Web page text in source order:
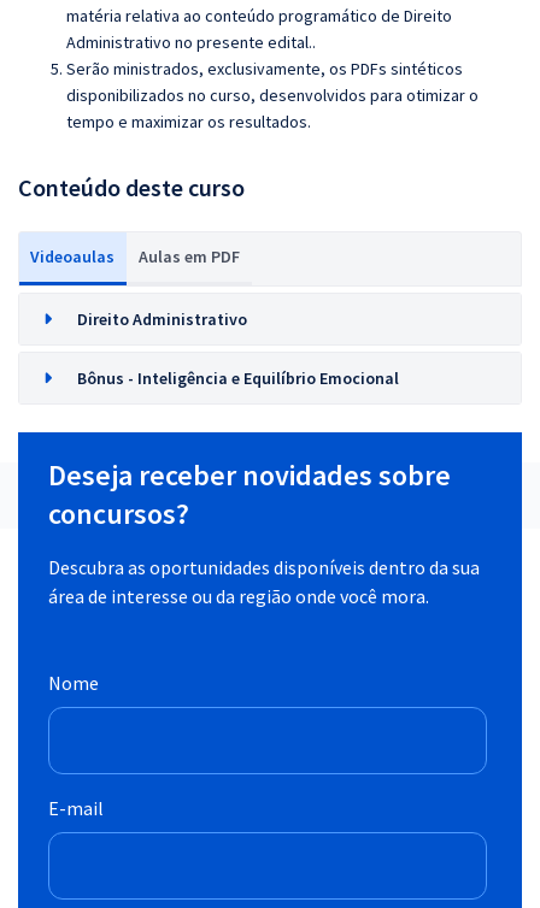
matéria relativa ao conteúdo programático de Direito
Administrativo no presente edital..
Serão ministrados, exclusivamente, os PDFs sintéticos
disponibilizados no curso, desenvolvidos para otimizar o
tempo e maximizar os resultados.
Conteúdo deste curso
Videoaulas Aulas em PDF
Direito Administrativo
Bônus - Inteligência e Equilíbrio Emocional
Deseja receber novidades sobre
concursos?
Descubra as oportunidades disponíveis dentro da sua
área de interesse ou da região onde você mora.
Nome
E-mail